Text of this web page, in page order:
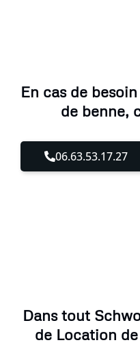
En cas de
de benne,
06.63.53.17.27
Dans tout
de Location